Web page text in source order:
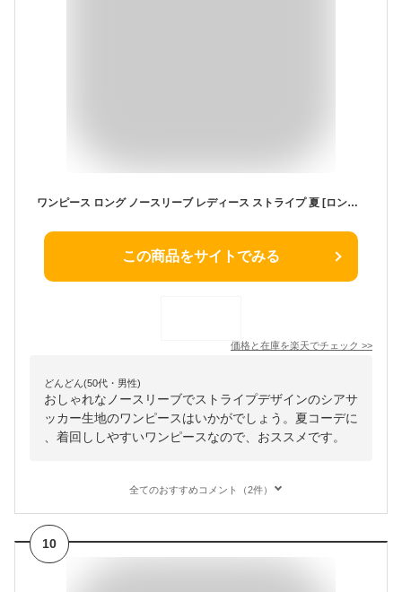
ワンピース ロング ノースリーブ レディース ストライプ 夏 [ロングワンピース マキシ丈 シアサッカー ティアード サッカー生地 ワンピ ラウンドネック ガーリー 春 秋 楽ちん 上品 Aライン ゆったり ゆるっと カジュアル ママ 大人 可愛い コーデ]
この商品をサイトでみる
価格と在庫を楽天でチェック >>
どんどん(50代・男性)
おしゃれなノースリーブでストライプデザインのシアサ
ッカー生地のワンピースはいかがでしょう。夏コーデに
、着回ししやすいワンピースなので、おススメです。
全てのおすすめコメント（2件）
10